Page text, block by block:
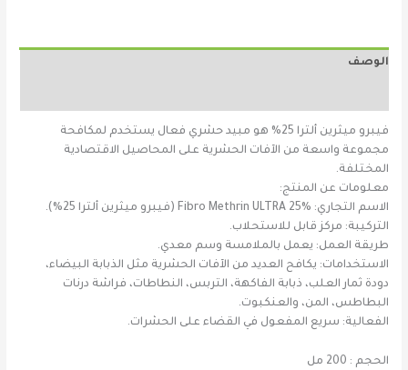
الوصف
فيبرو ميثرين ألترا 25% هو مبيد حشري فعال يستخدم لمكافحة
مجموعة واسعة من الآفات الحشرية على المحاصيل الاقتصادية
المختلفة.
معلومات عن المنتج:
الاسم التجاري: Fibro Methrin ULTRA 25% (فيبرو ميثرين ألترا 25%).
التركيبة: مركز قابل للاستحلاب.
طريقة العمل: يعمل بالملامسة وسم معدي.
الاستخدامات: يكافح العديد من الآفات الحشرية مثل الذبابة البيضاء،
دودة ثمار العلب، ذبابة الفاكهة، التربس، النطاطات، فراشة درنات
البطاطس، المن، والعنكبوت.
الفعالية: سريع المفعول في القضاء على الحشرات.
الحجم : 200 مل